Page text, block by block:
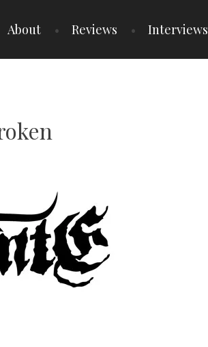
About Reviews Interviews